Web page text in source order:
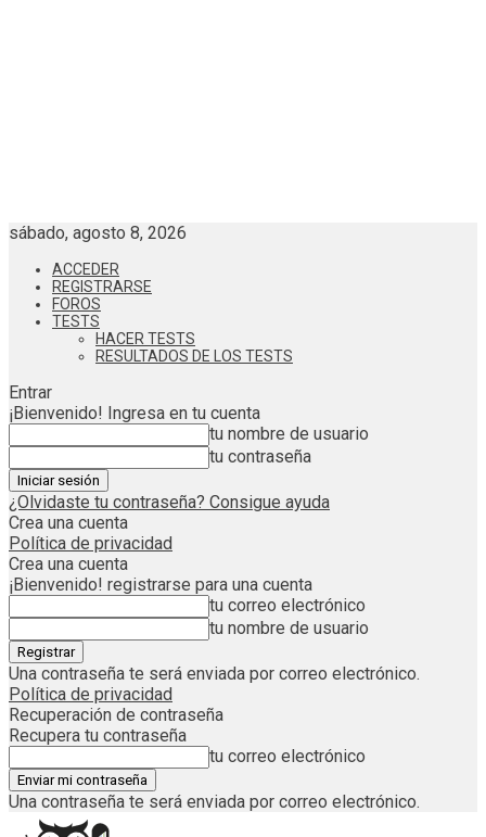
sábado, agosto 8, 2026
ACCEDER
REGISTRARSE
FOROS
TESTS
HACER TESTS
RESULTADOS DE LOS TESTS
Entrar
¡Bienvenido! Ingresa en tu cuenta
tu nombre de usuario
tu contraseña
¿Olvidaste tu contraseña? Consigue ayuda
Crea una cuenta
Política de privacidad
Crea una cuenta
¡Bienvenido! registrarse para una cuenta
tu correo electrónico
tu nombre de usuario
Una contraseña te será enviada por correo electrónico.
Política de privacidad
Recuperación de contraseña
Recupera tu contraseña
tu correo electrónico
Una contraseña te será enviada por correo electrónico.